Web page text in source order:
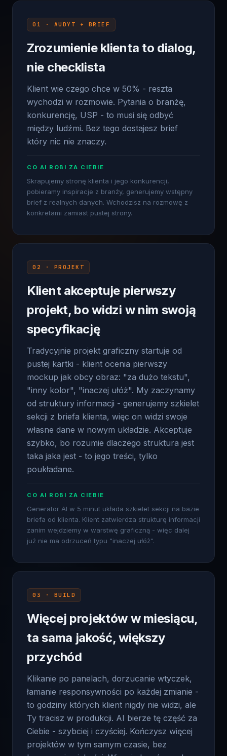
Zrozumienie klienta to dialog,
nie checklista
Klient wie czego chce w 50% - reszta
konkurencję, USP - to musi się odbyć
między ludźmi. Bez tego dostajesz brief
który nic nie znaczy.
CO AI ROBI ZA CIEBIE
pobieramy inspiracje z branży, generujemy wstępny
brief z realnych danych. Wchodzisz na rozmowę z
konkretami zamiast pustej strony.
Klient akceptuje pierwszy
projekt, bo widzi w nim swoją
specyfikację
Tradycyjnie projekt graficzny startuje od
mockup jak obcy obraz: "za dużo tekstu",
"inny kolor", "inaczej ułóż". My zaczynamy
od struktury informacji - generujemy szkielet
sekcji z briefa klienta, więc on widzi swoje
własne dane w nowym układzie. Akceptuje
szybko, bo rozumie dlaczego struktura jest
taka jaka jest - to jego treści, tylko
poukładane.
CO AI ROBI ZA CIEBIE
briefa od klienta. Klient zatwierdza strukturę informacji
zanim wejdziemy w warstwę graficzną - więc dalej
już nie ma odrzuceń typu "inaczej ułóż".
Więcej projektów w miesiącu,
ta sama jakość, większy
przychód
Klikanie po panelach, dorzucanie wtyczek,
to godziny których klient nigdy nie widzi, ale
Ty tracisz w produkcji. AI bierze tę część za
Ciebie - szybciej i czyściej. Kończysz więcej
projektów w tym samym czasie, bez
kompromisu jakości. Więcej zleceń wpada w
fakturę zamiast w wieczorne klikanie.